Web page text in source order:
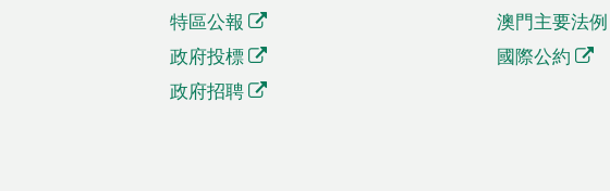
特區公報
政府投標
政府招聘
澳門主要法例
國際公約